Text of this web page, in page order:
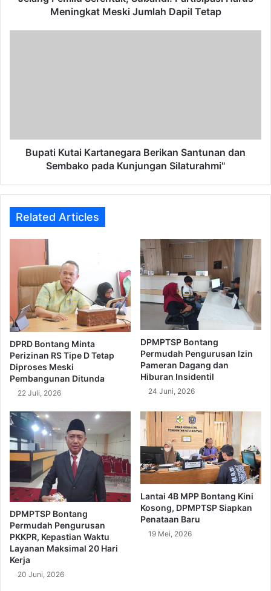
Meningkat Meski Jumlah Dapil Tetap
Kunjungan
Silaturahmi"
Bupati Kutai Kartanegara Berikan Santunan dan
Sembako pada Kunjungan Silaturahmi"
Related Articles
DPRD Bontang Minta
Perizinan RS Tipe D Tetap
Diproses Meski
Pembangunan Ditunda
22 Juli, 2026
DPMPTSP Bontang
Permudah Pengurusan Izin
Pameran Dagang dan
Hiburan Insidentil
24 Juni, 2026
DPMPTSP Bontang
Permudah Pengurusan
PKKPR, Kepastian Waktu
Layanan Maksimal 20 Hari
Kerja
20 Juni, 2026
Lantai 4B MPP Bontang Kini
Kosong, DPMPTSP Siapkan
Penataan Baru
19 Mei, 2026